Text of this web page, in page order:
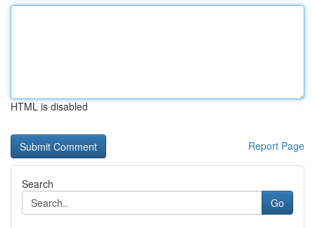
HTML is disabled
Report Page
Search
Go